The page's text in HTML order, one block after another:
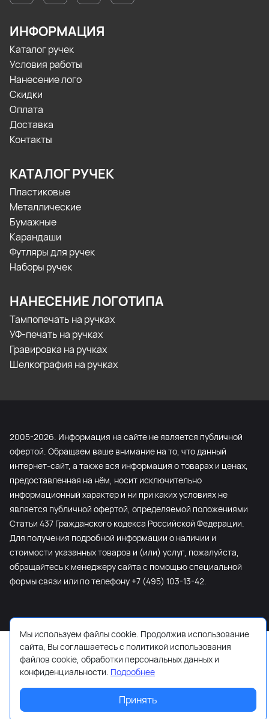
ИНФОРМАЦИЯ
Каталог ручек
Условия работы
Нанесение лого
Скидки
Оплата
Доставка
Контакты
КАТАЛОГ РУЧЕК
Пластиковые
Металлические
Бумажные
Карандаши
Футляры для ручек
Наборы ручек
НАНЕСЕНИЕ ЛОГОТИПА
Тампопечать на ручках
УФ-печать на ручках
Гравировка на ручках
Шелкография на ручках
2005-2026. Информация на сайте не является публичной
офертой. Обращаем ваше внимание на то, что данный
интернет-сайт, а также вся информация о товарах и ценах,
предоставленная на нём, носит исключительно
информационный характер и ни при каких условиях не
является публичной офертой, определяемой положениями
Статьи 437 Гражданского кодекса Российской Федерации.
Для получения подробной информации о наличии и
стоимости указанных товаров и (или) услуг, пожалуйста,
обращайтесь к менеджеру сайта с помощью специальной
формы связи или по телефону +7 (495) 103-13-42.
Мы используем файлы cookie. Продолжив использование
сайта, Вы соглашаетесь с политикой использования
файлов cookie, обработки персональных данных и
конфиденциальности. Подробнее
Принять